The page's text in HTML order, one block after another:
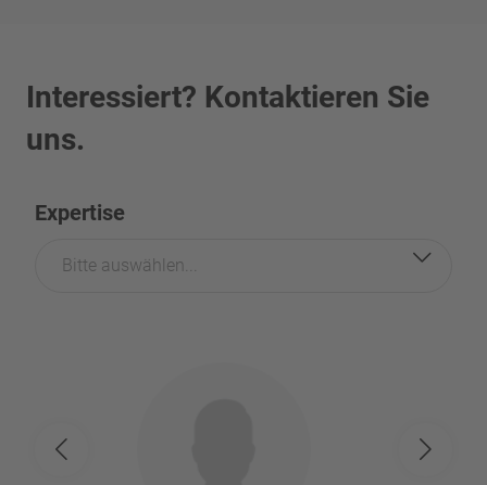
Interessiert? Kontaktieren Sie
uns.
Expertise
Bitte auswählen...